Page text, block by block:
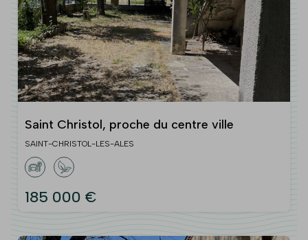
Saint Christol, proche du centre ville
SAINT-CHRISTOL-LES-ALES
185 000 €